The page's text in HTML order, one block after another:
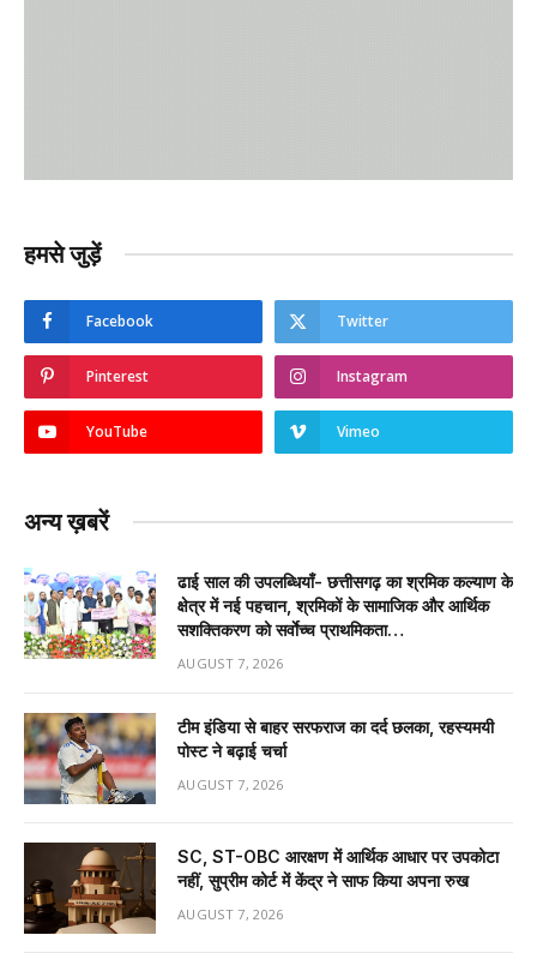
हमसे जुड़ें
Facebook Twitter
Pinterest Instagram
YouTube Vimeo
अन्य ख़बरें
ढाई साल की उपलब्धियाँ- छत्तीसगढ़ का श्रमिक कल्याण के
क्षेत्र में नई पहचान, श्रमिकों के सामाजिक और आर्थिक
सशक्तिकरण को सर्वाेच्च प्राथमिकता…
AUGUST 7, 2026
टीम इंडिया से बाहर सरफराज का दर्द छलका, रहस्यमयी
पोस्ट ने बढ़ाई चर्चा
AUGUST 7, 2026
SC, ST-OBC आरक्षण में आर्थिक आधार पर उपकोटा
नहीं, सुप्रीम कोर्ट में केंद्र ने साफ किया अपना रुख
AUGUST 7, 2026